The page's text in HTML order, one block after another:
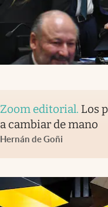
Zoom editorial. Los
a cambiar de mano
Hernán de Goñi